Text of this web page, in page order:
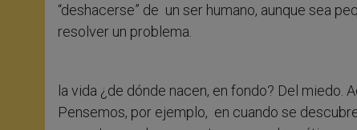
“deshacerse” de un ser humano, aunque sea
resolver un problema.
la vida ¿de dónde nacen, en fondo? Del miedo.
Pensemos, por ejemplo, en cuando se